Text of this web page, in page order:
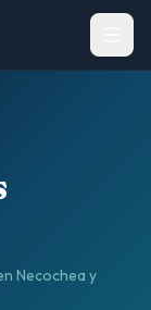
Necochea y